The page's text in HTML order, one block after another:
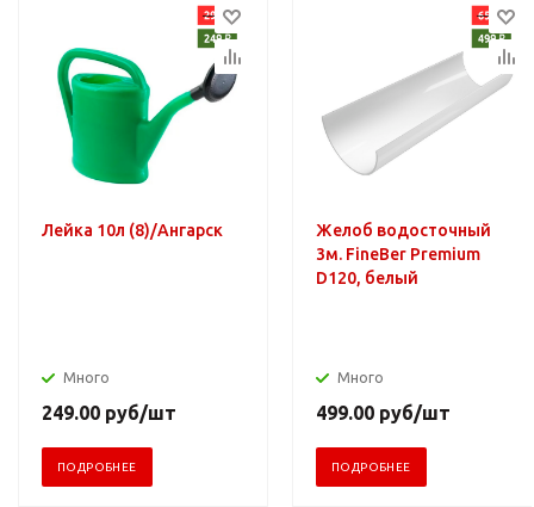
Лейка 10л (8)/Ангарск
Много
249.00 руб/шт
ПОДРОБНЕЕ
Желоб водосточный
3м. FineBer Premium
D120, белый
Много
499.00 руб/шт
ПОДРОБНЕЕ